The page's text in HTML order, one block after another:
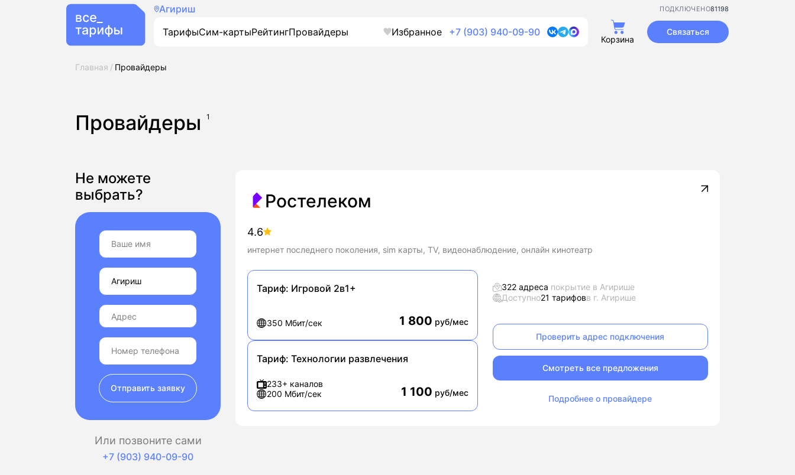
Агириш 81198
ПОДКЛЮЧЕНО
ТарифыСим-картыРейтингПровайдеры Избранное +7 (903) 940-09-90
Корзина
Связаться
Главная Провайдеры
Провайдеры 1
Ростелеком
4.6
интернет последнего поколения, sim карты, TV, видеонаблюдение, онлайн кинотеатр
Тариф: Игровой 2в1+
350 Мбит/сек 1 800 руб/мес
Тариф: Технологии развлечения
233+ каналов
200 Мбит/сек
1 100 руб/мес
322 адреса покрытие в Агирише
Доступно21 тарифовв г. Агирише
Проверить адрес подключения
Смотреть все предложения
Подробнее о провайдере
Не можете
выбрать?
Отправить заявку
Или позвоните сами
+7 (903) 940-09-90